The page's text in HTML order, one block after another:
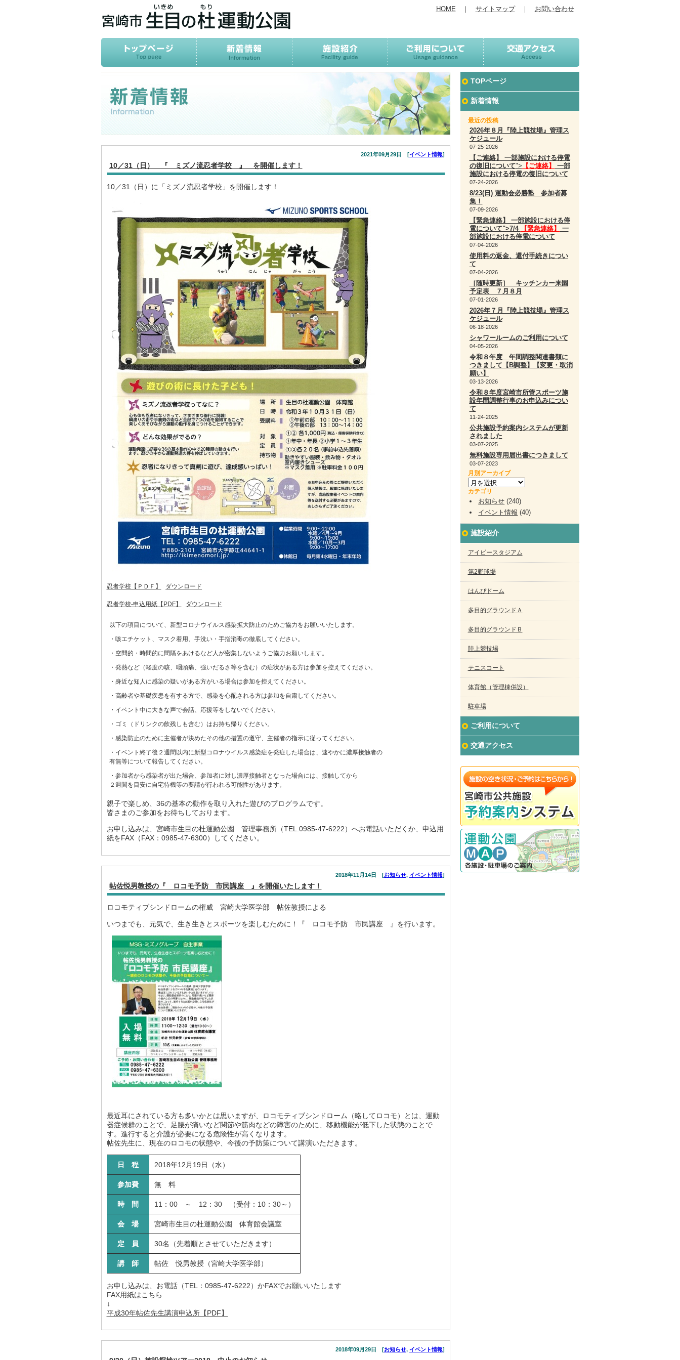
HOME ｜ サイトマップ｜ お問い合わせ
2021年09月29日 [イベント情報]
10／31（日） 『 ミズノ流忍者学校 』 を開催します！
10／31（日）に「ミズノ流忍者学校」を開催します！
忍者学校【ＰＤＦ】 ダウンロード
忍者学校-申込用紙【PDF】 ダウンロード
以下の項目について、新型コロナウイルス感染拡大防止のためご協力をお願いいたします。
・咳エチケット、マスク着用、手洗い・手指消毒の徹底してください。
・空間的・時間的に間隔をあけるなど人が密集しないようご協力お願いします。
・発熱など（軽度の咳、咽頭痛、強いだるさ等を含む）の症状がある方は参加を控えてください。
・身近な知人に感染の疑いがある方がいる場合は参加を控えてください。
・高齢者や基礎疾患を有する方で、感染を心配される方は参加を自粛してください。
・イベント中に大きな声で会話、応援等をしないでください。
・ゴミ（ドリンクの飲残しも含む）はお持ち帰りください。
・感染防止のために主催者が決めたその他の措置の遵守、主催者の指示に従ってください。
・イベント終了後２週間以内に新型コロナウイルス感染症を発症した場合は、速やかに濃厚接触者の
有無等について報告してください。
・参加者から感染者が出た場合、参加者に対し濃厚接触者となった場合には、接触してから
２週間を目安に自宅待機等の要請が行われる可能性があります。
親子で楽しめ、36の基本の動作を取り入れた遊びのプログラムです。
皆さまのご参加をお待ちしております。
お申し込みは、宮崎市生目の杜運動公園 管理事務所（TEL:0985-47-6222）へお電話いただくか、申込用
紙をFAX（FAX：0985-47-6300）してください。
2018年11月14日 [お知らせ, イベント情報]
帖佐悦男教授の『 ロコモ予防 市民講座 』を開催いたします！
ロコモティブシンドロームの権威 宮崎大学医学部 帖佐教授による
いつまでも、元気で、生き生きとスポーツを楽しむために！『 ロコモ予防 市民講座 』を行います。
最近耳にされている方も多いかとは思いますが、ロコモティブシンドローム（略してロコモ）とは、運動
器症候群のことで、足腰が痛いなど関節や筋肉などの障害のために、移動機能が低下した状態のことで
す。進行すると介護が必要になる危険性が高くなります。
帖佐先生に、現在のロコモの状態や、今後の予防策について講演いただきます。
日 程 2018年12月19日（水）
参加費 無 料
時 間 11：00 ～ 12：30 （受付：10：30～）
会 場 宮崎市生目の杜運動公園 体育館会議室
定 員 30名（先着順とさせていただきます）
講 師 帖佐 悦男教授（宮崎大学医学部）
お申し込みは、お電話（TEL：0985-47-6222）かFAXでお願いいたします
FAX用紙はこちら
↓
平成30年帖佐先生講演申込所【PDF】
2018年09月29日 [お知らせ, イベント情報]
TOPページ
新着情報
最近の投稿
2026年８月『陸上競技場』管理ス
ケジュール
07-25-2026
【ご連絡】 一部施設における停電
の復旧について"> 【ご連絡】
一部
施設における停電の復旧について
07-24-2026
8/23(日) 運動会必勝塾 参加者募
集！
07-09-2026
【緊急連絡】 一部施設における停
電について">7/4
【緊急連絡】
一
部施設における停電について
07-04-2026
使用料の返金、還付手続きについ
て
07-04-2026
［随時更新］ キッチンカー来園
予定表 ７月８月
07-01-2026
2026年７月『陸上競技場』管理ス
ケジュール
06-18-2026
シャワールームのご利用について
04-05-2026
令和８年度 年間調整関連書類に
つきまして【B調整】【変更・取消
願い】
03-13-2026
令和８年度宮崎市所管スポーツ施
設年間調整行事のお申込みについ
て
11-24-2025
公共施設予約案内システムが更新
されました
03-07-2025
無料施設専用届出書につきまして
03-07-2023
月別アーカイブ
カテゴリ
お知らせ (240)
イベント情報 (40)
施設紹介
アイビースタジアム
第2野球場
はんぴドーム
多目的グラウンドＡ
多目的グラウンドＢ
陸上競技場
テニスコート
体育館（管理棟併設）
駐車場
ご利用について
交通アクセス